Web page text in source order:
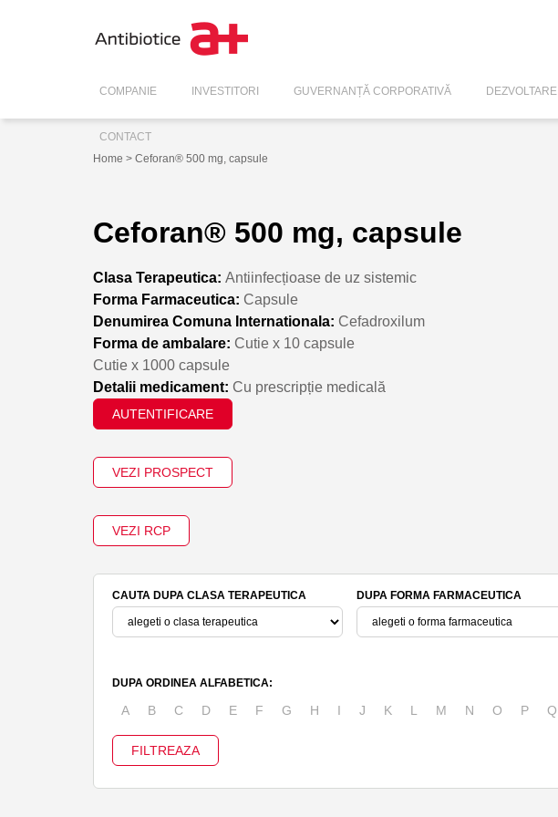
COMPANIE INVESTITORI GUVERNANȚĂ CORPORATIVĂ DEZVOLTARE
CONTACT
Home > Ceforan® 500 mg, capsule
Ceforan® 500 mg, capsule
Clasa Terapeutica: Antiinfecțioase de uz sistemic
Forma Farmaceutica: Capsule
Denumirea Comuna Internationala: Cefadroxilum
Forma de ambalare: Cutie x 10 capsule
Cutie x 1000 capsule
Detalii medicament: Cu prescripție medicală
AUTENTIFICARE
VEZI PROSPECT
VEZI RCP
CAUTA DUPA CLASA TERAPEUTICA DUPA FORMA FARMACEUTICA
DUPA ORDINEA ALFABETICA:
A B C D E F G H I J K L M N O P Q